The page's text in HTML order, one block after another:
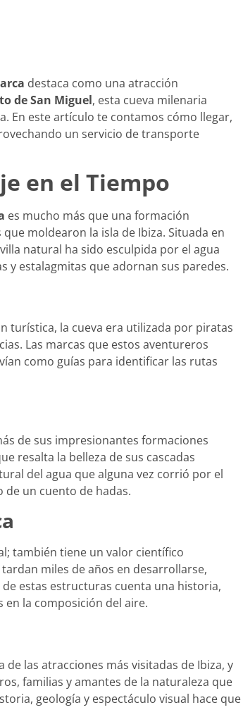
destaca como una atracción
de San Miguel, esta cueva milenaria
En este artículo te contamos cómo llegar,
un servicio de transporte
en el Tiempo
es mucho más que una formación
moldearon la isla de Ibiza. Situada en
natural ha sido esculpida por el agua
estalagmitas que adornan sus paredes.
turística, la cueva era utilizada por piratas
Las marcas que estos aventureros
como guías para identificar las rutas
de sus impresionantes formaciones
resalta la belleza de sus cascadas
del agua que alguna vez corrió por el
un cuento de hadas.
también tiene un valor científico
miles de años en desarrollarse,
estas estructuras cuenta una historia,
en la composición del aire.
de las atracciones más visitadas de Ibiza, y
familias y amantes de la naturaleza que
geología y espectáculo visual hace que